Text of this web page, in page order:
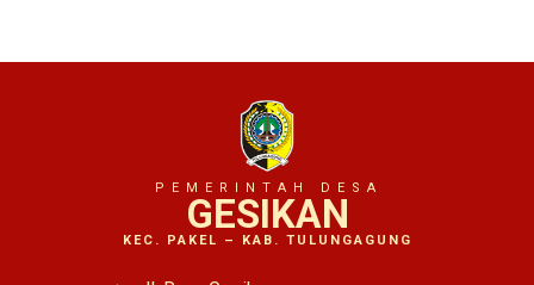
PEMERINTAH DESA
GESIKAN
KEC. PAKEL – KAB. TULUNGAGUNG